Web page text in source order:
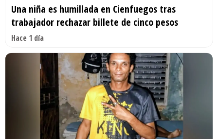
Una niña es humillada en Cienfuegos tras
trabajador rechazar billete de cinco pesos
Hace 1 día